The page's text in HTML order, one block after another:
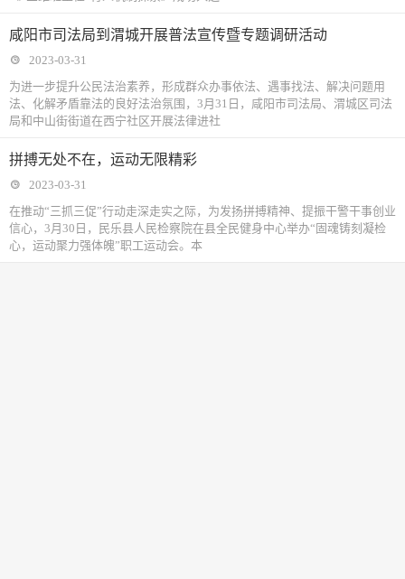
咸阳市司法局到渭城开展普法宣传暨专题调研活动
2023-03-31
为进一步提升公民法治素养，形成群众办事依法、遇事找法、解决问题用
法、化解矛盾靠法的良好法治氛围，3月31日，咸阳市司法局、渭城区司法
局和中山街街道在西宁社区开展法律进社
拼搏无处不在，运动无限精彩
2023-03-31
在推动“三抓三促”行动走深走实之际，为发扬拼搏精神、提振干警干事创业
信心，3月30日，民乐县人民检察院在县全民健身中心举办“固魂铸刻凝检
心，运动聚力强体魄”职工运动会。本